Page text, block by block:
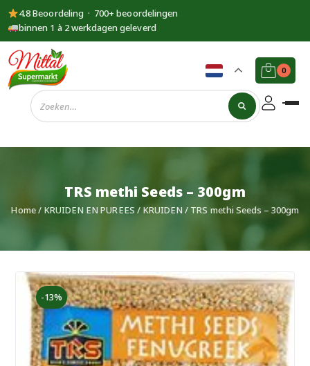
4.8 Beoordeling · 700+ beoordelingen
binnen 1 à 2 werkdagen geleverd
Supermarkt
Mittal
0
TRS methi Seeds – 300gm
Home/ KRUIDEN EN PUREES / KRUIDEN / TRS methi Seeds – 300gm
-13%